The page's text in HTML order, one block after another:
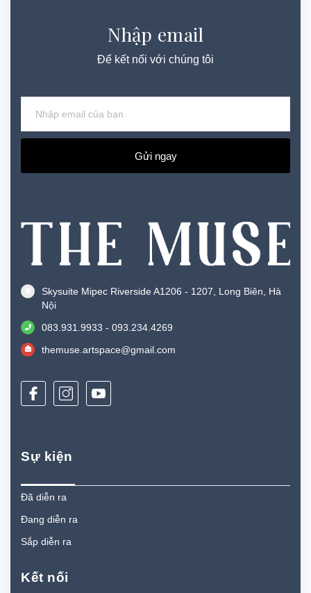
Nhập email
Để kết nối với chúng tôi
Gửi ngay
Skysuite Mipec Riverside A1206 - 1207, Long Biên, Hà
Nội
083.931.9933 - 093.234.4269
themuse.artspace@gmail.com
Sự kiện
Đã diễn ra
Đang diễn ra
Sắp diễn ra
Kết nối